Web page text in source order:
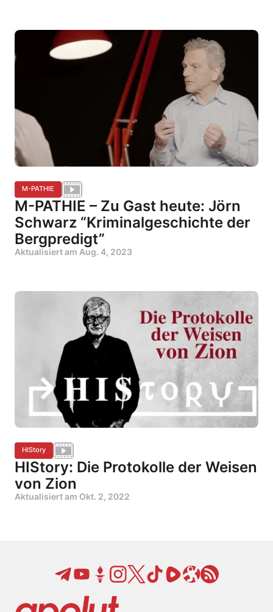
M-PATHIE
M-PATHIE – Zu Gast heute: Jörn
Schwarz “Kriminalgeschichte der
Bergpredigt”
Aktualisiert am Aug. 4, 2023
HIStory
HIStory: Die Protokolle der Weisen
von Zion
Aktualisiert am Okt. 2, 2022